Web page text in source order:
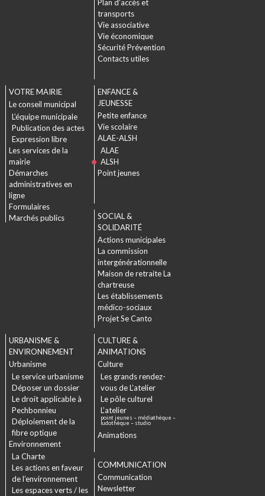
Plan d’accès et
transports
Vie associative
Vie économique
Sécurité Prévention
Contacts utiles
VOTRE MAIRIE
Le conseil municipal
L’équipe municipale
Publication des actes
Expression libre
Les services de la
mairie
Démarches
administratives en
ligne
Formulaires
Marchés publics
ENFANCE &
JEUNESSE
Petite enfance
Vie scolaire
ALAE-ALSH
ALAE
ALSH
Point jeunes
SOCIAL &
SOLIDARITÉ
Actions municipales
La commission
intergénérationnelle
Maison de retraite La
chartreuse
Les établissements
médico-sociaux
Projet Se Canto
URBANISME &
ENVIRONNEMENT
Urbanisme
Le service urbanisme
Déposer un dossier
Le droit applicable à
Pechbonnieu
Déploiement de la
fibre optique
Environnement
La Charte
Les actions en faveur
de l’environnement
Les espaces verts / les
CULTURE &
ANIMATIONS
Culture
Les grands rendez-
vous de L’atelier
Le pôle culturel
L’atelier
point jeunes – médiathèque –
ludothèque – studio
Animations
COMMUNICATION
Communication
Newsletter